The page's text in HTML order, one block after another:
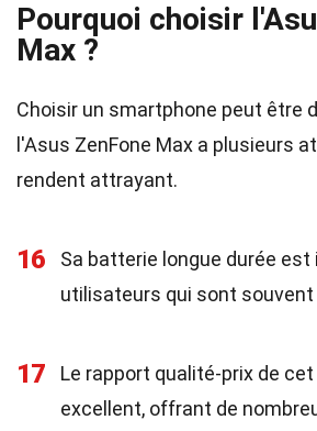
Pourquoi choisir
Max ?
Choisir un smartphone peut être
l'Asus ZenFone Max a plusieurs
rendent attrayant.
16
Sa batterie longue durée est
utilisateurs qui sont
17
Le rapport qualité-prix de
excellent, offrant de